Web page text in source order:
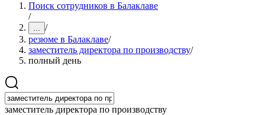
Поиск сотрудников в Балаклаве
/
... /
резюме в Балаклаве/
заместитель директора по производству/
полный день
заместитель директора по производству